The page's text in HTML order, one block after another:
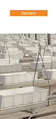
Contact